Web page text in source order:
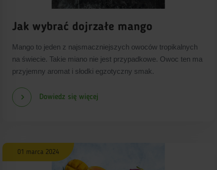
Jak wybrać dojrzałe mango
Mango to jeden z najsmaczniejszych owoców tropikalnych
na świecie. Takie miano nie jest przypadkowe. Owoc ten ma
przyjemny aromat i słodki egzotyczny smak.
Dowiedz się więcej
01 marca 2024